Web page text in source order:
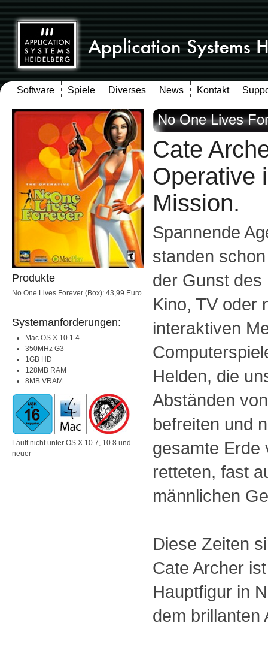
Software Spiele Diverses News Kontakt
Produkte
No One Lives Forever (Box): 43,99 Euro
Systemanforderungen:
Mac OS X 10.1.4
350MHz G3
1GB HD
128MB RAM
8MB VRAM
Läuft nicht unter OS X 10.7, 10.8 und
neuer
No One Lives
Cate
Operative
Mission.
Spannende
standen
der Gunst des
Kino, TV oder
interaktiven
Helden, die
Abständen
befreiten und
gesamte Erde
retteten, fast
männlichen
Diese Zeiten
Cate Archer
Hauptfigur in
dem brillanten